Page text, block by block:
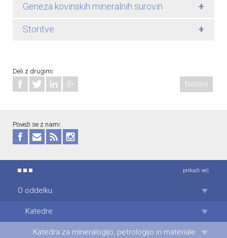
Geneza kovinskih mineralnih surovin +
Storitve +
Deli z drugimi:
Natisni
Poveži se z nami:
prikaži več
O oddelku
Katedre
Katedra za mineralogijo, petrologijo in materiale